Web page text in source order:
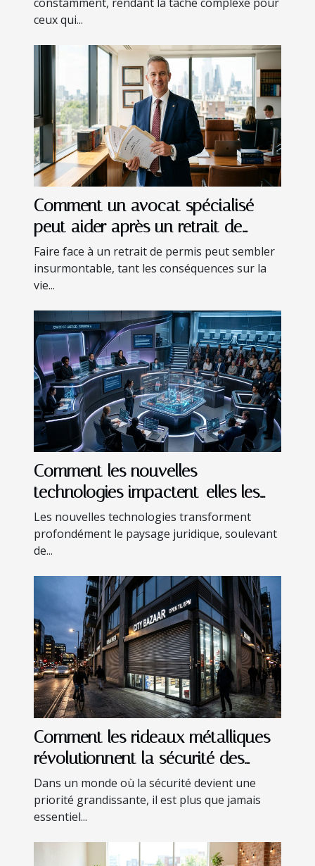
ceux qui...
Comment un avocat spécialisé
peut aider après un retrait de
permis ?
Faire face à un retrait de permis peut sembler
insurmontable, tant les conséquences sur la
vie...
Comment les nouvelles
technologies impactent-elles les
régulations juridiques ?
Les nouvelles technologies transforment
profondément le paysage juridique, soulevant
de...
Comment les rideaux métalliques
révolutionnent la sécurité des
édifices ?
Dans un monde où la sécurité devient une
priorité grandissante, il est plus que jamais
essentiel...